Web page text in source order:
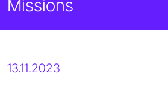
Missions
13.11.2023